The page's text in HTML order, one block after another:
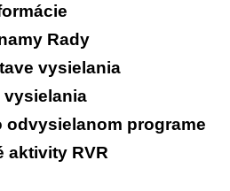
Rady
vysielania
vysielania
odvysielanom programe
aktivity RVR